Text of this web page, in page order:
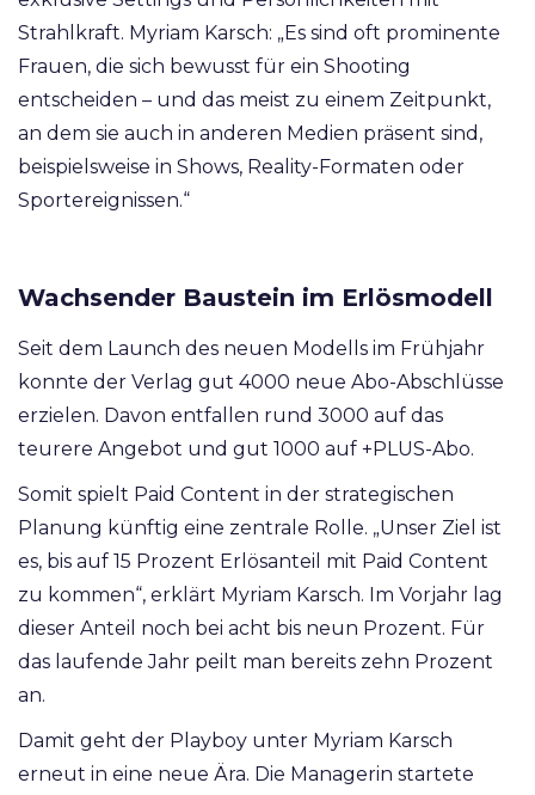
Strahlkraft. Myriam Karsch: „Es sind oft prominente
Frauen, die sich bewusst für ein Shooting
entscheiden – und das meist zu einem Zeitpunkt,
an dem sie auch in anderen Medien präsent sind,
beispielsweise in Shows, Reality-Formaten oder
Sportereignissen.“
Wachsender Baustein im Erlösmodell
Seit dem Launch des neuen Modells im Frühjahr
konnte der Verlag gut 4000 neue Abo-Abschlüsse
erzielen. Davon entfallen rund 3000 auf das
teurere Angebot und gut 1000 auf +PLUS-Abo.
Somit spielt Paid Content in der strategischen
Planung künftig eine zentrale Rolle. „Unser Ziel ist
es, bis auf 15 Prozent Erlösanteil mit Paid Content
zu kommen“, erklärt Myriam Karsch. Im Vorjahr lag
dieser Anteil noch bei acht bis neun Prozent. Für
das laufende Jahr peilt man bereits zehn Prozent
an.
Damit geht der Playboy unter Myriam Karsch
erneut in eine neue Ära. Die Managerin startete